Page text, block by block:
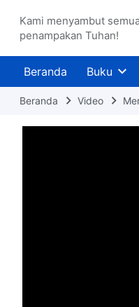
Kami menyambut
penampakan Tuhan!
Beranda Buku
Beranda Video